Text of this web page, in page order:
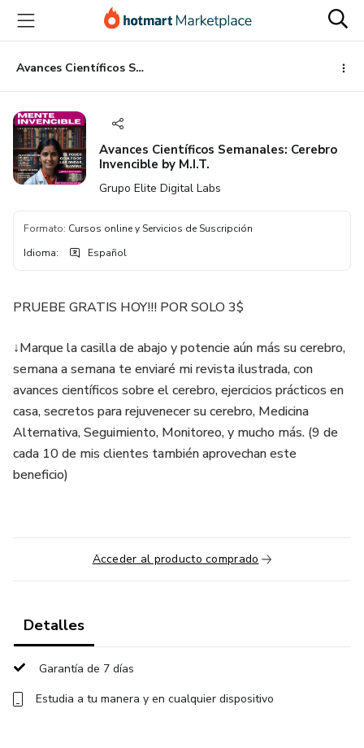
principal
página
de
página
Avances Científicos Semanales: Cerebro Invencible by M.I.T.
Avances Científicos Semanales: Cerebro
Invencible by M.I.T.
Grupo Elite Digital Labs
Formato: Cursos online y Servicios de Suscripción
Idioma: Español
PRUEBE GRATIS HOY!!! POR SOLO 3$
↓Marque la casilla de abajo y potencie aún más su cerebro,
semana a semana te enviaré mi revista ilustrada, con
avances científicos sobre el cerebro, ejercicios prácticos en
casa, secretos para rejuvenecer su cerebro, Medicina
Alternativa, Seguimiento, Monitoreo, y mucho más. (9 de
cada 10 de mis clientes también aprovechan este
beneficio)
Acceder al producto comprado
Detalles
Garantía de 7 días
Estudia a tu manera y en cualquier dispositivo